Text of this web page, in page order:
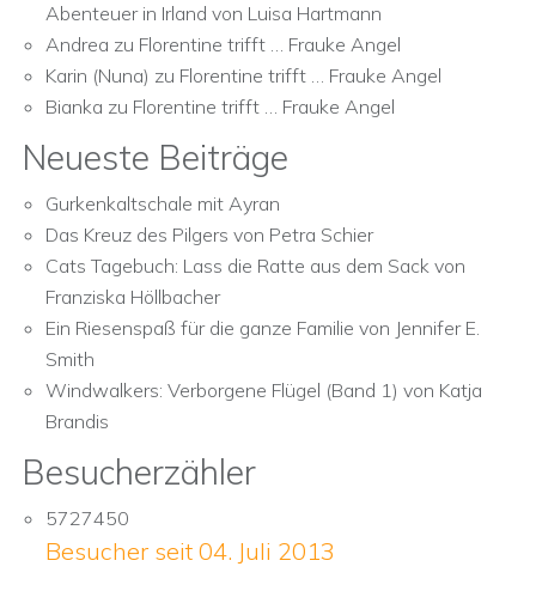
Abenteuer in Irland von Luisa Hartmann
Andrea zu Florentine trifft … Frauke Angel
Karin (Nuna) zu Florentine trifft … Frauke Angel
Bianka zu Florentine trifft … Frauke Angel
Neueste Beiträge
Gurkenkaltschale mit Ayran
Das Kreuz des Pilgers von Petra Schier
Cats Tagebuch: Lass die Ratte aus dem Sack von
Franziska Höllbacher
Ein Riesenspaß für die ganze Familie von Jennifer E.
Smith
Windwalkers: Verborgene Flügel (Band 1) von Katja
Brandis
Besucherzähler
5727450
Besucher seit 04. Juli 2013